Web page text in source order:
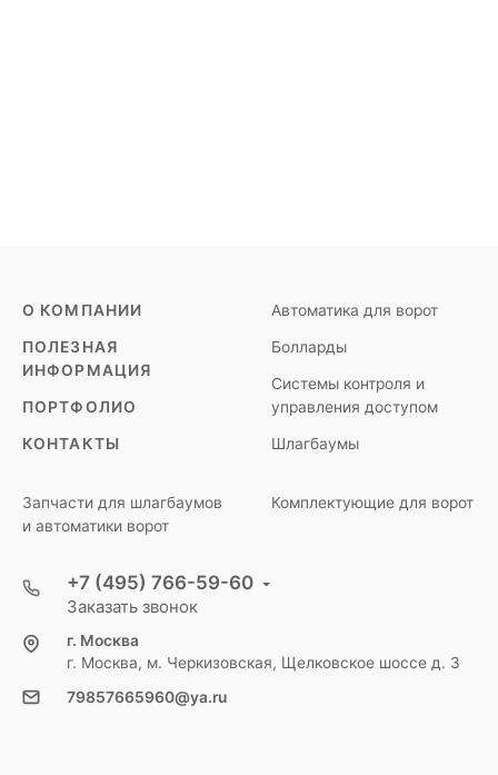
О КОМПАНИИ
ПОЛЕЗНАЯ
ИНФОРМАЦИЯ
ПОРТФОЛИО
КОНТАКТЫ
Автоматика для ворот
Болларды
Системы контроля и
управления доступом
Шлагбаумы
Запчасти для шлагбаумов
и автоматики ворот
Комплектующие для ворот
+7 (495) 766-59-60
Заказать звонок
г. Москва
г. Москва, м. Черкизовская, Щелковское шоссе д. 3
79857665960@ya.ru